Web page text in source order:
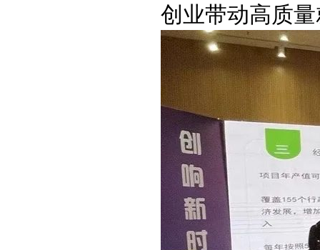
创业带动高质